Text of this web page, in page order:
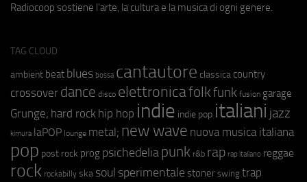
Radiocoop sostiene l'arte, la cultura e la musica di ogni genere.
TAG CLOUD
ambient beat blues bossa cantautore classica country
crossover dance disco elettronicafolkfunk fusion garage
Grunge; hard rock hip hop indie indie pop italiani jazz
kimura laPOP lounge metal; new wave nuova musica italiana
pop post rock prog psichedeliapunk r&b rap rap italiano reggae
rock rockabilly ska soul sperimentale stoner swing trap